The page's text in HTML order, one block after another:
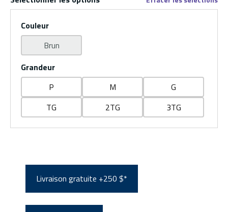
Couleur
Brun
Grandeur
P
M
G
TG
2TG 3TG
Livraison gratuite +250 $*